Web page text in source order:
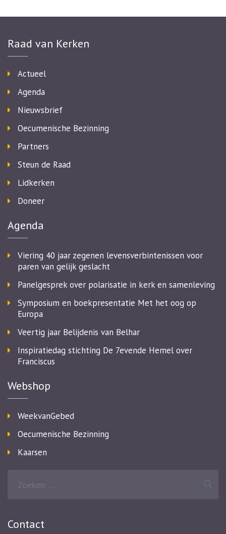
Raad van Kerken
Actueel
Agenda
Nieuwsbrief
Oecumenische Bezinning
Partners
Steun de Raad
Lidkerken
Doneer
Agenda
Viering 40 jaar zegenen levensverbintenissen voor
paren van gelijk geslacht
Panelgesprek over polarisatie in kerk en samenleving
Symposium en boekpresentatie Met het oog op
Europa
Veertig jaar Belijdenis van Belhar
Inspiratiedag stichting De 7evende Hemel over
Franciscus
Webshop
WeekvanGebed
Oecumenische Bezinning
Kaarsen
Contact